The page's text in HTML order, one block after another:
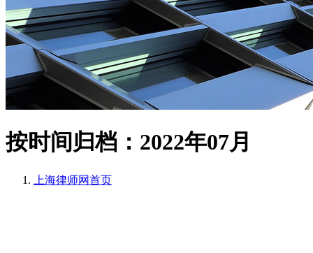
按时间归档：2022年07月
上海律师网首页